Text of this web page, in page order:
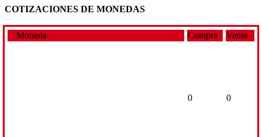
COTIZACIONES DE MONEDAS
Moneda Compra Venta
0 0